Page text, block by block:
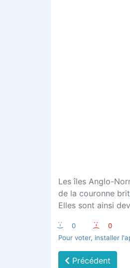
Les îles Anglo-
de la couronne
Elles sont ainsi
:-) 0 :-(
0
Pour voter, installer
Précédent